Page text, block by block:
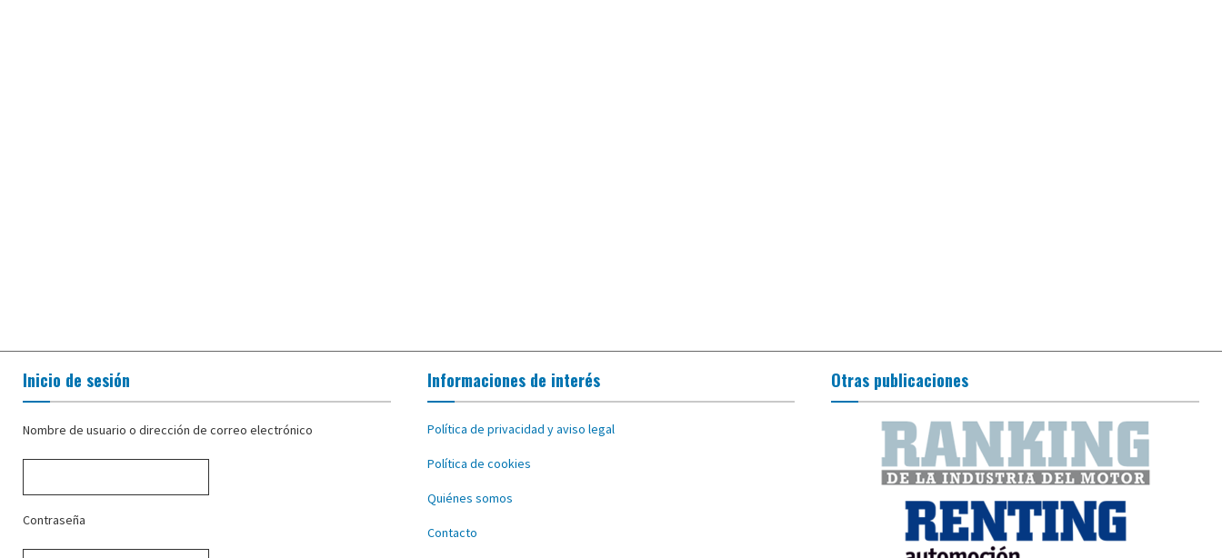
Inicio de sesión
Nombre de usuario o dirección de correo electrónico
Contraseña
Informaciones de interés
Política de privacidad y aviso legal
Política de cookies
Quiénes somos
Contacto
Otras publicaciones